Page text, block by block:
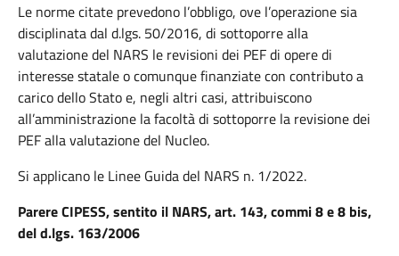
Le norme citate prevedono l’obbligo, ove l’operazione sia
disciplinata dal d.lgs. 50/2016, di sottoporre alla
valutazione del NARS le revisioni dei PEF di opere di
interesse statale o comunque finanziate con contributo a
carico dello Stato e, negli altri casi, attribuiscono
all’amministrazione la facoltà di sottoporre la revisione dei
PEF alla valutazione del Nucleo.
Si applicano le Linee Guida del NARS n. 1/2022.
Parere CIPESS, sentito il NARS, art. 143, commi 8 e 8 bis,
del d.lgs. 163/2006